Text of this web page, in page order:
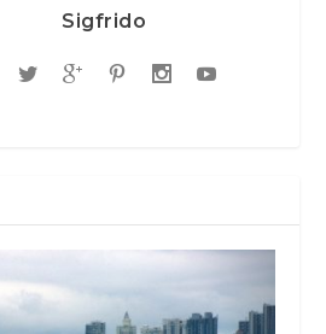
Sigfrido